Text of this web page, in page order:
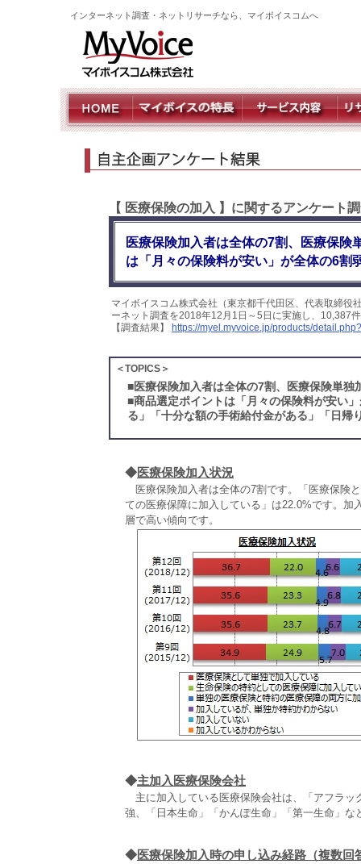
インターネット調査・ネットリサーチなら、マイボイスコムへ
【 医療保険の加入 】に関するアンケート
医療保険加入者は全体の7割、医療保
は「月々の保険料が安い」が全体の6割
マイボイスコム株式会社（東京都千代田区、代表取締
ーネット調査を2018年12月1日～5日に実施し、10,387
【調査結果】
https://myel.myvoice.jp/products/
＜TOPICS＞
■医療保険加入者は全体の7割、医療保険単独
■商品選定ポイントは「月々の保険料が安い
る」「十分な額の手術給付金がある」「日帰
◆医療保険加入状況
医療保険加入者は全体の7割です。「医療保険
ての医療保障に加入している」は22.0%です。加
層で高い傾向です。
◆主加入医療保険会社
主に加入している医療保険会社は、「アフラッ
強、「日本生命」「かんぽ生命」「第一生命」
◆医療保険加入時の申し込み経路（複数回